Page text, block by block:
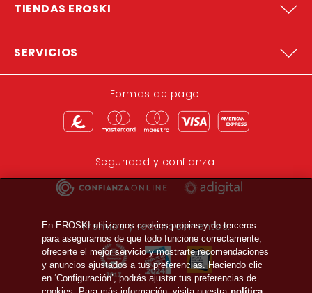
TIENDAS EROSKI
SERVICIOS
Formas de pago:
Seguridad y confianza:
Premios y reconocimientos:
En EROSKI utilizamos cookies propias y de terceros
para asegurarnos de que todo funcione correctamente,
ofrecerte el mejor servicio y mostrarte recomendaciones
y anuncios ajustados a tus preferencias. Haciendo clic
en ‘Configuración’, podrás ajustar tus preferencias de